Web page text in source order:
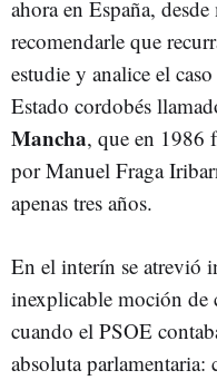
ahora en España,
recomendarle que
estudie y analice el
Estado cordobés
Mancha, que en 1986
por Manuel Fraga
apenas tres años.
En el interín se atrevió
inexplicable moción de
cuando el PSOE
absoluta